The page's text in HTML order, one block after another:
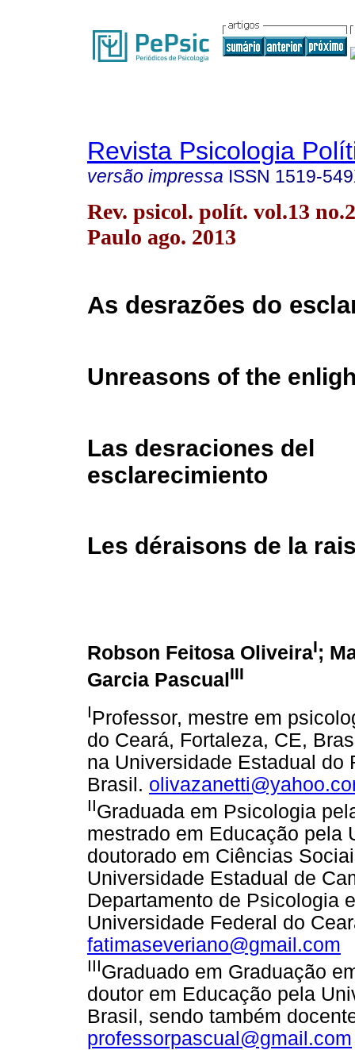
Revista Psicologia
versão impressa ISSN 1519-
Rev. psicol. polít. vol.13
Paulo ago. 2013
As desrazões do
Unreasons of the
Las desraciones del
esclarecimiento
Les déraisons de la
Robson Feitosa OliveiraI;
Garcia Pascual III
IProfessor, mestre em
do Ceará, Fortaleza, CE,
na Universidade Estadual do
Brasil.
IIGraduada em Psicologia
mestrado em Educação pela
doutorado em Ciências
Universidade Estadual de
Departamento de Psicologia
Universidade Federal do
fatimaseveriano@gmail.com
IIIGraduado em Graduação
doutor em Educação pela
Brasil, sendo também
professorpascual@gmail.com